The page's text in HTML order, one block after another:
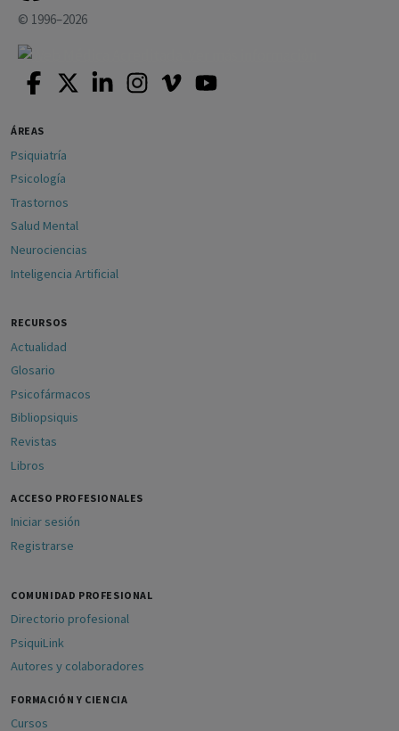
© 1996–2026
ÁREAS
Psiquiatría
Psicología
Trastornos
Salud Mental
Neurociencias
Inteligencia Artificial
RECURSOS
Actualidad
Glosario
Psicofármacos
Bibliopsiquis
Revistas
Libros
ACCESO PROFESIONALES
Iniciar sesión
Registrarse
COMUNIDAD PROFESIONAL
Directorio profesional
PsiquiLink
Autores y colaboradores
FORMACIÓN Y CIENCIA
Cursos